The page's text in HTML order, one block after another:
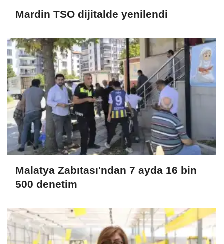
Mardin TSO dijitalde yenilendi
Malatya Zabıtası'ndan 7 ayda 16 bin
500 denetim